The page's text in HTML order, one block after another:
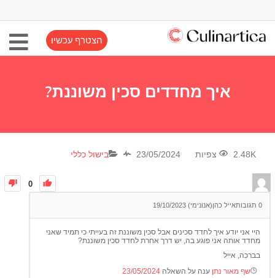
הצטרף עכשיו
איך מחדדים סכין משוננת?
2.48K צפיות 23/05/2024 בישול כללי
0
אייל כהן(אנונימי) 19/10/2023 0 תגובות
היי אני יודע איך לחדד סכינים אבל סכין משוננת זה בעייתי כי תמיד שאני
מחדד אותה אני פוגע בה, יש דרך אחרת לחדד סכין משוננת?
בברכה, אייל
שף מאור נתן ענה על השאלה 23/05/2024